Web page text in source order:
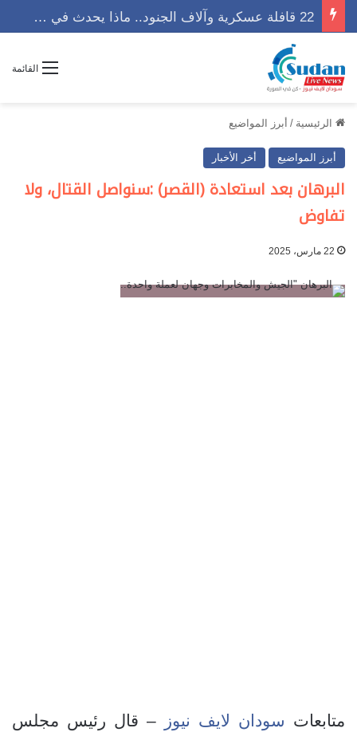
القائمة
الرئيسية / أبرز المواضيع
أبرز المواضيع أخر الأخبار
البرهان بعد استعادة (القصر) :سنواصل القتال، ولا
تفاوض
22 مارس، 2025
متابعات سودان لايف نيوز
– قال رئيس مجلس